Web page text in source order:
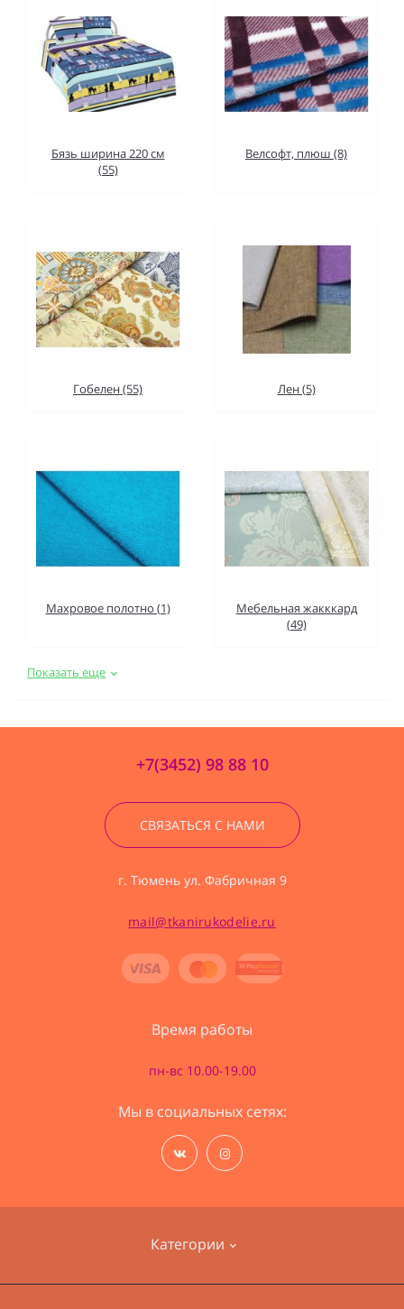
Бязь ширина 220 см
(55)
Велсофт, плюш (8)
Гобелен (55) Лен (5)
Махровое полотно (1)
Мебельная жакккард
(49)
Показать еще
+7(3452) 98 88 10
СВЯЗАТЬСЯ С НАМИ
г. Тюмень ул. Фабричная 9
mail@tkanirukodelie.ru
Категории
Время работы
пн-вс 10.00-19.00
Мы в социальных сетях: